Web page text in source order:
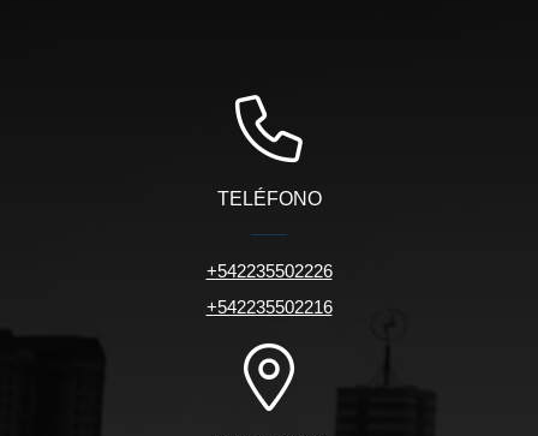
TELÉFONO
+542235502226
+542235502216